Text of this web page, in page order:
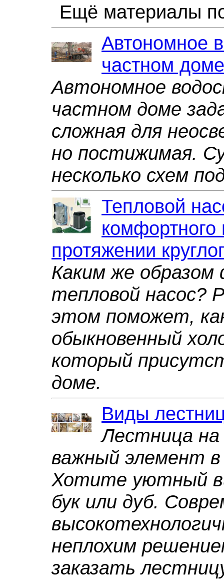
Ещё материалы
Автономное
частном доме
Автономное
частном доме
сложная для
но постижимая.
несколько схем
Тепловой
протяжении
Каким же образом
тепловой насос?
этом поможет,
обыкновенный
который
доме.
Виды
Лестница
важный элемент
Хотите уютный
бук или дуб.
неплохим
заказать